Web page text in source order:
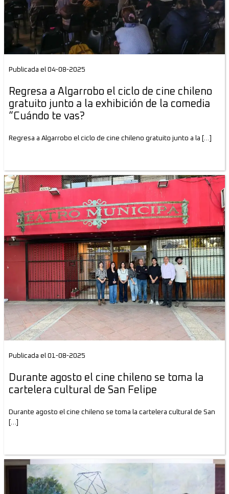
Publicada el 04-08-2025
Regresa a Algarrobo el ciclo de cine chileno
gratuito junto a la exhibición de la comedia
“Cuándo te vas?
Regresa a Algarrobo el ciclo de cine chileno gratuito junto a la […]
Publicada el 01-08-2025
Durante agosto el cine chileno se toma la
cartelera cultural de San Felipe
Durante agosto el cine chileno se toma la cartelera cultural de San
[…]